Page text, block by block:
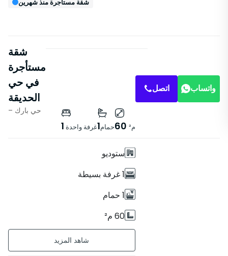
شقة مستأجرة منذ شهرين
شقة
مستأجرة
في حي
الحديقة
– حي بارك
1 غرفة واحدة1حمام60 م²
اتصل واتساب
خصائص
مع مصعد
ستوديو
1 غرفة بسيطة
1 حمام
60 م²